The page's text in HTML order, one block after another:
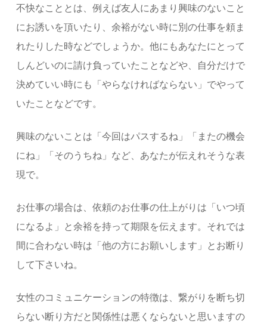
不快なこととは、例えば友人にあまり興味のないこと
にお誘いを頂いたり、余裕がない時に別の仕事を頼ま
れたりした時などでしょうか。他にもあなたにとって
しんどいのに請け負っていたことなどや、自分だけで
決めていい時にも「やらなければならない」でやって
いたことなどです。
興味のないことは「今回はパスするね」「またの機会
にね」「そのうちね」など、あなたが伝えれそうな表
現で。
お仕事の場合は、依頼のお仕事の仕上がりは「いつ頃
になるよ」と余裕を持って期限を伝えます。それでは
間に合わない時は「他の方にお願いします」とお断り
して下さいね。
女性のコミュニケーションの特徴は、繋がりを断ち切
らない断り方だと関係性は悪くならないと思いますの